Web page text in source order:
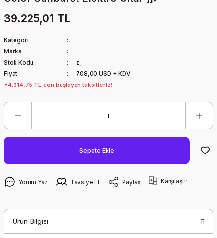
39.225,01 TL
Kategori
Marka
Stok Kodu
z_
Fiyat
708,00 USD + KDV
*4.314,75 TL den başlayan taksitlerle!
Sepete Ekle
Yorum Yaz Tavsiye Et Paylaş Karşılaştır
Ürün Bilgisi